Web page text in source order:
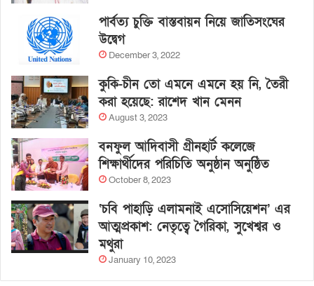
পার্বত্য চুক্তি বাস্তবায়ন নিয়ে জাতিসংঘের
উদ্বেগ
December 3, 2022
কুকি-চীন তো এমনে এমনে হয় নি, তৈরী
করা হয়েছে: রাশেদ খান মেনন
August 3, 2023
বনফুল আদিবাসী গ্রীনহার্ট কলেজে
শিক্ষার্থীদের পরিচিতি অনুষ্ঠান অনুষ্ঠিত
October 8, 2023
‘চবি পাহাড়ি এলামনাই এসোসিয়েশন’ এর
আত্মপ্রকাশ: নেতৃত্বে গৈরিকা, সুখেশ্বর ও
মথুরা
January 10, 2023